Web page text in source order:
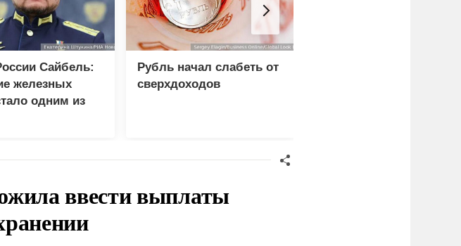
Сайбель:
железных
одним из
Рубль начал слабеть от
сверхдоходов
ввести выплаты